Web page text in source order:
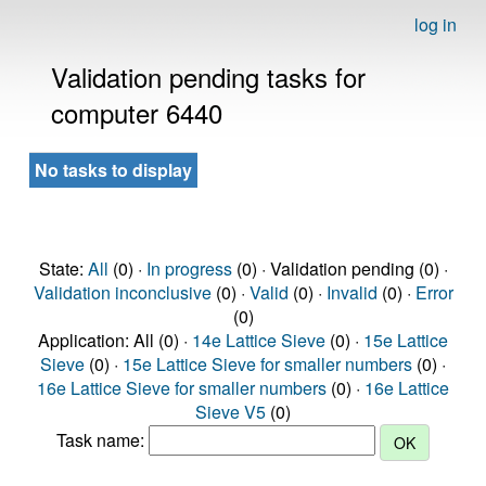
log in
Validation pending tasks for
computer 6440
No tasks to display
State: All (0) · In progress(0) · Validation pending (0) ·
Validation inconclusive(0) · Valid (0) · Invalid (0) · Error
(0)
Application: All (0) · 14e Lattice Sieve (0) · 15e Lattice
Sieve (0) · 15e Lattice Sieve for smaller numbers (0) ·
16e Lattice Sieve for smaller numbers (0) · 16e Lattice
Sieve V5 (0)
Task name: